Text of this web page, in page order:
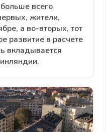
всего
жители,
а во-вторых, тот
развитие в расчете
вкладывается